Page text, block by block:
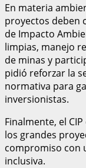
En materia
proyectos deben
de Impacto
limpias, manejo
de minas y
pidió reforzar la
normativa para
inversionistas.
Finalmente, el
los grandes
compromiso con
inclusiva.